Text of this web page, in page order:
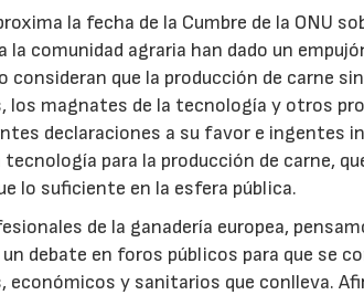
la fecha de la Cumbre de la ONU
la comunidad agraria han dado un
consideran que la producción de carne
los magnates de la tecnología y otros
declaraciones a su favor e ingentes
para la producción de carne,
lo suficiente en la esfera pública.
de la ganadería europea,
debate en foros públicos para que se
y sanitarios que conlleva.